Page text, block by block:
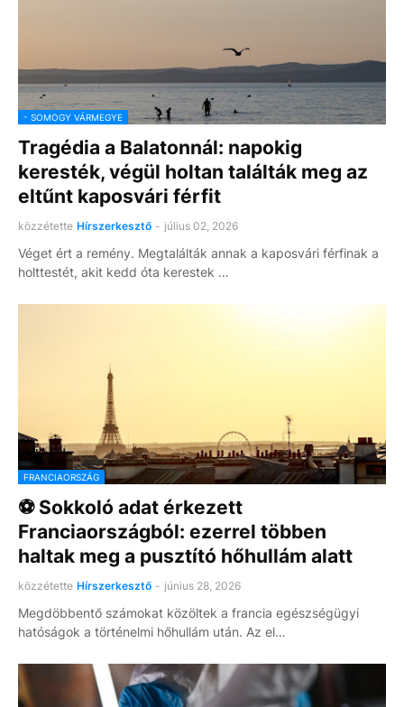
- SOMOGY VÁRMEGYE
Tragédia a Balatonnál: napokig
keresték, végül holtan találták meg az
eltűnt kaposvári férfit
közzétette Hírszerkesztő - július 02, 2026
Véget ért a remény. Megtalálták annak a kaposvári férfinak a
holttestét, akit kedd óta kerestek …
FRANCIAORSZÁG
⚽ Sokkoló adat érkezett
Franciaországból: ezerrel többen
haltak meg a pusztító hőhullám alatt
közzétette Hírszerkesztő - június 28, 2026
Megdöbbentő számokat közöltek a francia egészségügyi
hatóságok a történelmi hőhullám után. Az el…